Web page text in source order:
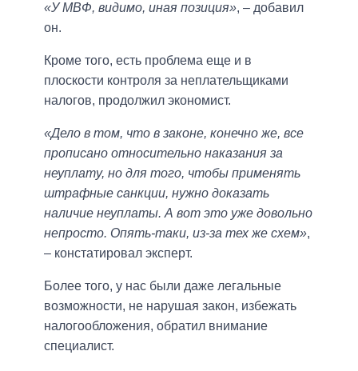
«У МВФ, видимо, иная позиция», – добавил
он.
Кроме того, есть проблема еще и в
плоскости контроля за неплательщиками
налогов, продолжил экономист.
«Дело в том, что в законе, конечно же, все
прописано относительно наказания за
неуплату, но для того, чтобы применять
штрафные санкции, нужно доказать
наличие неуплаты. А вот это уже довольно
непросто. Опять-таки, из-за тех же схем»,
– констатировал эксперт.
Более того, у нас были даже легальные
возможности, не нарушая закон, избежать
налогообложения, обратил внимание
специалист.